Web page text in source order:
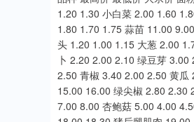
1.20 1.30 小白菜 2.00 1.60
1.80 1.70 1.75 蒜苗 11.00
头 1.20 1.00 1.15 大葱 2.00
卜 2.20 2.00 2.10 绿豆芽
2.50 青椒 3.40 2.00 2.50 黄
15.00 16.00 绿尖椒 2.80 2.30
7.00 8.00 杏鲍菇 5.00 4.00